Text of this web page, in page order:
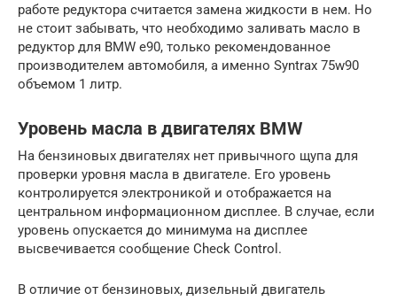
работе редуктора считается замена жидкости в нем. Но
не стоит забывать, что необходимо заливать масло в
редуктор для BMW e90, только рекомендованное
производителем автомобиля, а именно Syntrax 75w90
объемом 1 литр.
Уровень масла в двигателях BMW
На бензиновых двигателях нет привычного щупа для
проверки уровня масла в двигателе. Его уровень
контролируется электроникой и отображается на
центральном информационном дисплее. В случае, если
уровень опускается до минимума на дисплее
высвечивается сообщение Check Control.
В отличие от бензиновых, дизельный двигатель